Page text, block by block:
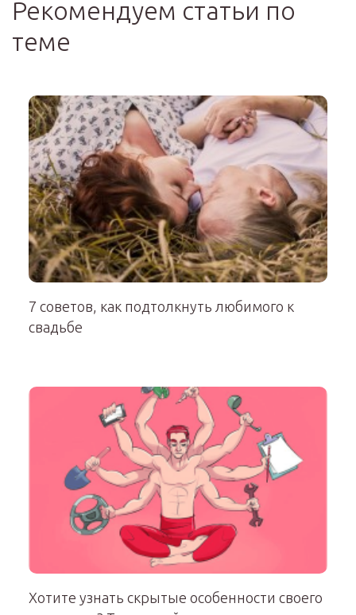
Рекомендуем статьи по
теме
7 советов, как подтолкнуть любимого к
свадьбе
Хотите узнать скрытые особенности своего